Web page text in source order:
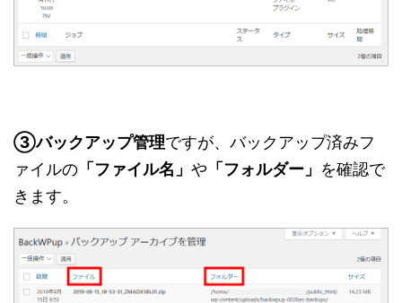
③バックアップ管理ですが、バックアップ済みフ
ァイルの 「ファイル名」 や 「フォルダー」 を確認で
きます。